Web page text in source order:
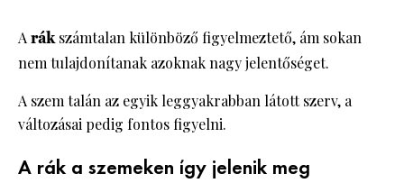
Arákszámtalan különböző figyelmeztető, ám sokan
nem tulajdonítanak azoknak nagy jelentőséget.
A szem talán az egyik leggyakrabban látott szerv, a
változásai pedig fontos figyelni.
A rák a szemeken így jelenik meg